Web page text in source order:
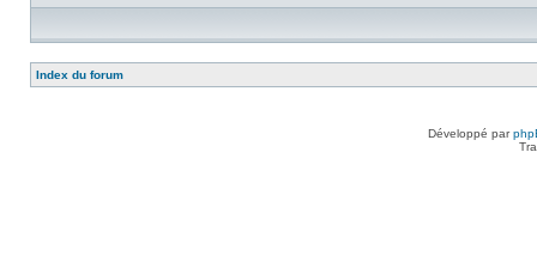
Index du forum
Développé par